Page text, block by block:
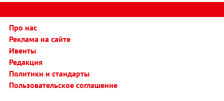
Про нас
Реклама на сайте
Ивенты
Редакция
Политики и стандарты
Пользовательское соглашение